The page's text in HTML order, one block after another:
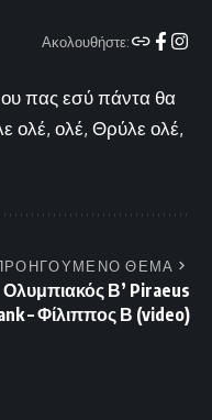
Ακολουθήστε:
πας εσύ πάντα θα
ολέ, ολέ, Θρύλε ολέ,
ΘΕΜΑ
Ολυμπιακός Β’ Piraeus
– Φίλιππος Β (video)